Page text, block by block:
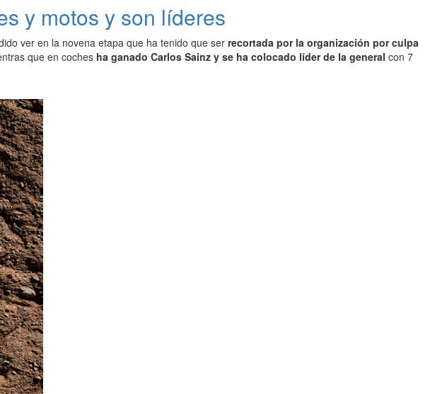
y motos y son líderes
ver en la novena etapa que ha tenido que ser recortada por la organización por culpa
que en coches ha ganado Carlos Sainz y se ha colocado líder de la general con 7